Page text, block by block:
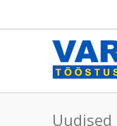
Uudised